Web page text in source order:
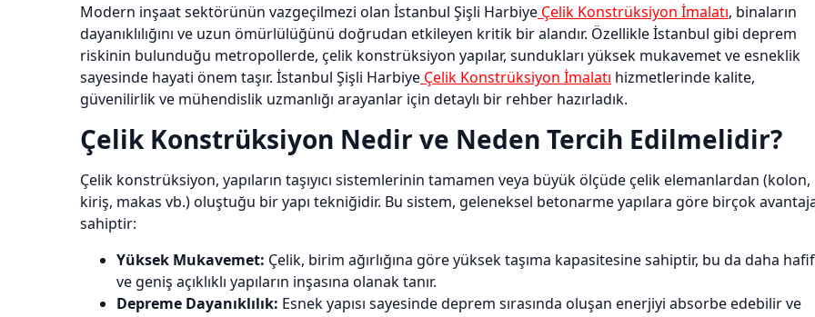
Modern inşaat sektörünün vazgeçilmezi olan İstanbul Şişli Harbiye Çelik Konstrüksiyon İmalatı, binaların
dayanıklılığını ve uzun ömürlülüğünü doğrudan etkileyen kritik bir alandır. Özellikle İstanbul gibi deprem
riskinin bulunduğu metropollerde, çelik konstrüksiyon yapılar, sundukları yüksek mukavemet ve esneklik
sayesinde hayati önem taşır. İstanbul Şişli Harbiye Çelik Konstrüksiyon İmalatı hizmetlerinde kalite,
güvenilirlik ve mühendislik uzmanlığı arayanlar için detaylı bir rehber hazırladık.
Çelik Konstrüksiyon Nedir ve Neden Tercih Edilmelidir?
Çelik konstrüksiyon, yapıların taşıyıcı sistemlerinin tamamen veya büyük ölçüde çelik elemanlardan (kolon,
kiriş, makas vb.) oluştuğu bir yapı tekniğidir. Bu sistem, geleneksel betonarme yapılara göre birçok
sahiptir:
Yüksek Mukavemet: Çelik, birim ağırlığına göre yüksek taşıma kapasitesine sahiptir, bu da daha hafif
ve geniş açıklıklı yapıların inşasına olanak tanır.
Depreme Dayanıklılık: Esnek yapısı sayesinde deprem sırasında oluşan enerjiyi absorbe edebilir ve